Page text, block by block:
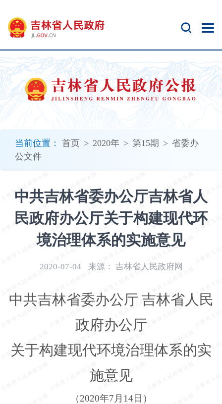
当前位置： 首页 > 2020年 > 第15期 > 省委办
公文件
中共吉林省委办公厅吉林省人
民政府办公厅关于构建现代环
境治理体系的实施意见
2020-07-04 来源： 吉林省人民政府网
中共吉林省委办公厅 吉林省人民
政府办公厅
关于构建现代环境治理体系的实
施意见
（2020年7月14日）
开
无
障
碍
说
明
加